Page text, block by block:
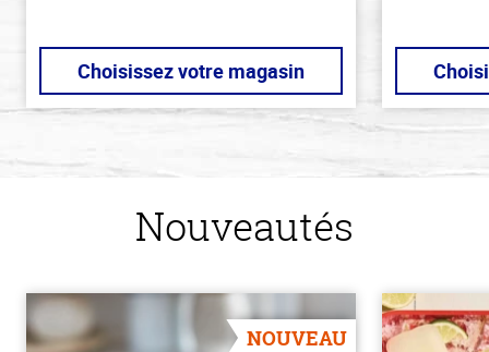
Choisissez votre magasin
Nouveautés
NOUVEAU